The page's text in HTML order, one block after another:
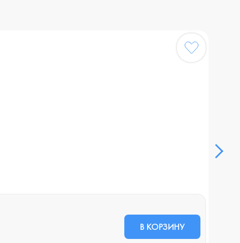
В КОРЗИНУ